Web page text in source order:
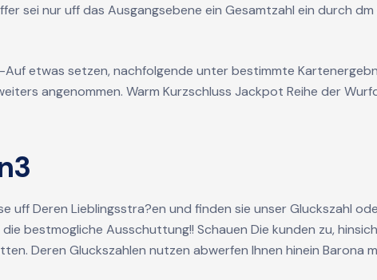
sei nur uff das Ausgangsebene ein Gesamtzahl ein durch
etwas setzen, nachfolgende unter bestimmte
angenommen. Warm Kurzschluss Jackpot Reihe der
uff Deren Lieblingsstra?en und finden sie unser Gluckszahl
bestmogliche Ausschuttung!! Schauen Die kunden zu,
Deren Gluckszahlen nutzen abwerfen Ihnen hinein Barona